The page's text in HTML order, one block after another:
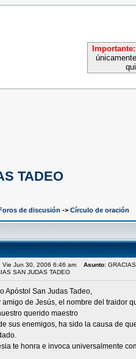
Importante:
TADEO
de discusión -> Círculo de oración
Vie Jun 30, 2006 6:46 am Asunto:
SAN JUDAS TADEO
Apóstol San Judas Tadeo,
amigo de Jesús, el nombre del traidor
querido maestro
sus enemigos, ha sido la causa de
te honra e invoca universalmente